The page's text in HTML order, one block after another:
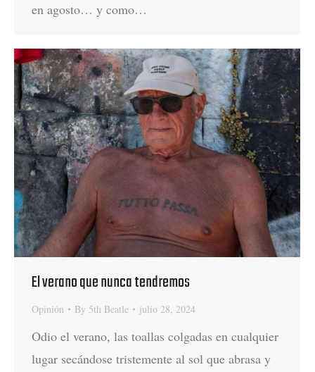
en agosto… y como…
El verano que nunca tendremos
Opinión By 5th Beatle julio 28, 2024
Odio el verano, las toallas colgadas en cualquier
lugar secándose tristemente al sol que abrasa y